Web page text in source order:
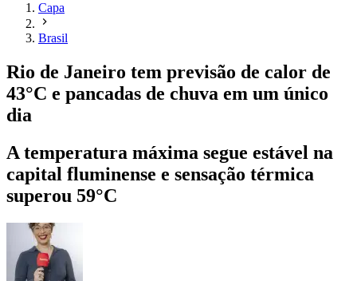
Capa
Brasil
Rio de Janeiro tem previsão de calor de
43°C e pancadas de chuva em um único
dia
A temperatura máxima segue estável na
capital fluminense e sensação térmica
superou 59°C